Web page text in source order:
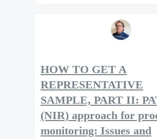
HOW TO GET A
REPRESENTATIVE
SAMPLE, PART II:
(NIR) approach for
monitoring: Issues and